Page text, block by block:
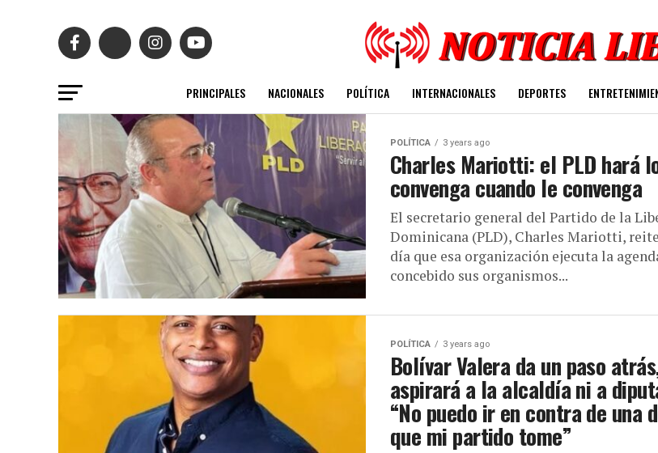
PRINCIPALES NACIONALES POLÍTICA INTERNACIONALES DEPORTES
POLÍTICA 3 years ago
Charles Mariotti: el PLD hará
convenga cuando le convenga
El secretario general del Partido de la
Dominicana (PLD), Charles Mariotti,
día que esa organización ejecuta la
concebido sus organismos...
POLÍTICA 3 years ago
Bolívar Valera da un paso
aspirará a la alcaldía ni a
“No puedo ir en contra de una
que mi partido tome”